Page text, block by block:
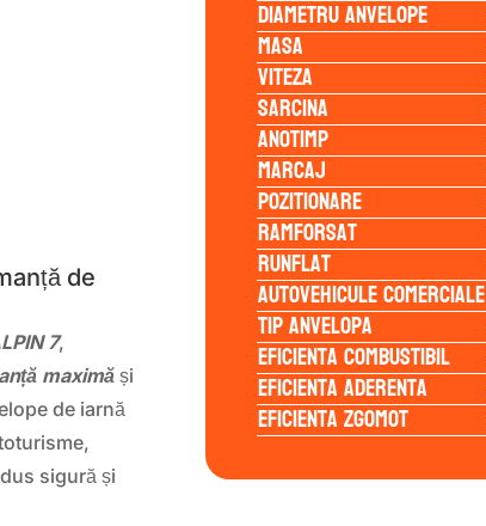
de
7,
maximăși
de iarnă
sigură și
Diametru anvelope
Masa
Viteza
Sarcina
Anotimp
Marcaj
Pozitionare
Ramforsat
Runflat
Autovehicule comerciale
Tip anvelopa
Eficienta Combustibil
Eficienta Aderenta
Eficienta Zgomot